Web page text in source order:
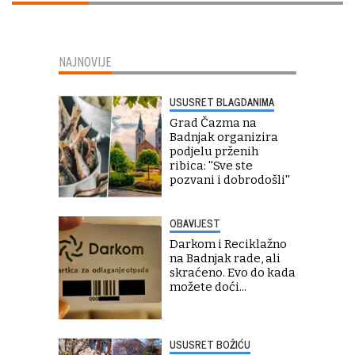
NAJNOVIJE
USUSRET BLAGDANIMA
Grad Čazma na
Badnjak organizira
podjelu prženih
ribica: ''Sve ste
pozvani i dobrodošli''
OBAVIJEST
Darkom i Reciklažno
na Badnjak rade, ali
skraćeno. Evo do kada
možete doći...
USUSRET BOŽIĆU